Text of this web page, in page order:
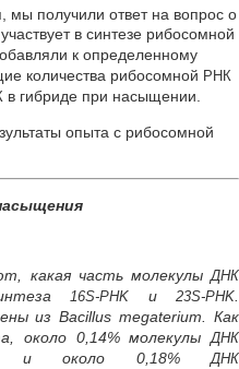
получили ответ на вопрос о
участвует в синтезе рибосомной
к определенному
количества рибосомной РНК
в гибриде при насыщении.
опыта с рибосомной
какая часть молекулы ДНК
16S-PHK и 23S-PHK
из Bacillus megaterium. Как
около 0,14% молекулы ДНК
и около 0,18%ДНК